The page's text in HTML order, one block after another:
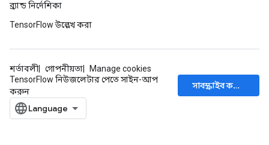
ব্র্যান্ড নির্দেশিকা
TensorFlow উল্লেখ করা
শর্তাবলী গোপনীয়তা
Manage cookies
TensorFlow নিউজলেটার পেতে সাইন-আপ
করুন
সাবস্ক্রাইব করুন